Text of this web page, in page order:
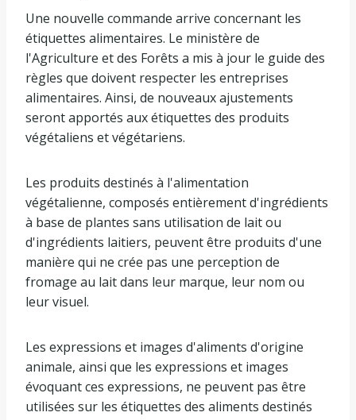
Une nouvelle commande arrive concernant les
étiquettes alimentaires. Le ministère de
l'Agriculture et des Forêts a mis à jour le guide des
règles que doivent respecter les entreprises
alimentaires. Ainsi, de nouveaux ajustements
seront apportés aux étiquettes des produits
végétaliens et végétariens.
Les produits destinés à l'alimentation
végétalienne, composés entièrement d'ingrédients
à base de plantes sans utilisation de lait ou
d'ingrédients laitiers, peuvent être produits d'une
manière qui ne crée pas une perception de
fromage au lait dans leur marque, leur nom ou
leur visuel.
Les expressions et images d'aliments d'origine
animale, ainsi que les expressions et images
évoquant ces expressions, ne peuvent pas être
utilisées sur les étiquettes des aliments destinés